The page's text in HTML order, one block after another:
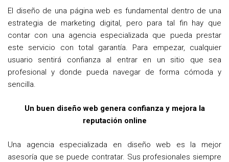
El diseño de una página web es fundamental dentro de una
estrategia de marketing digital, pero para tal fin hay que
contar con una agencia especializada que pueda prestar
este servicio con total garantía. Para empezar, cualquier
usuario sentirá confianza al entrar en un sitio que sea
profesional y donde pueda navegar de forma cómoda y
sencilla.
Un buen diseño web genera confianza y mejora la
reputación online
Una agencia especializada en diseño web es la mejor
asesoría que se puede contratar. Sus profesionales siempre